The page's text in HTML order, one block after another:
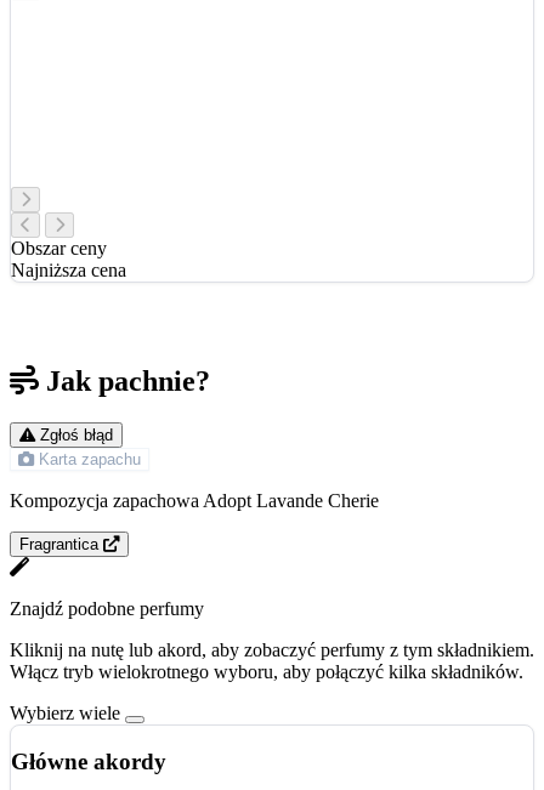
Obszar ceny
Najniższa cena
Jak pachnie?
Zgłoś błąd
Karta zapachu
Kompozycja zapachowa Adopt Lavande Cherie
Fragrantica
Znajdź podobne perfumy
Kliknij na nutę lub akord, aby zobaczyć perfumy z tym składnikiem.
Włącz tryb wielokrotnego wyboru, aby połączyć kilka składników.
Wybierz wiele
Główne akordy